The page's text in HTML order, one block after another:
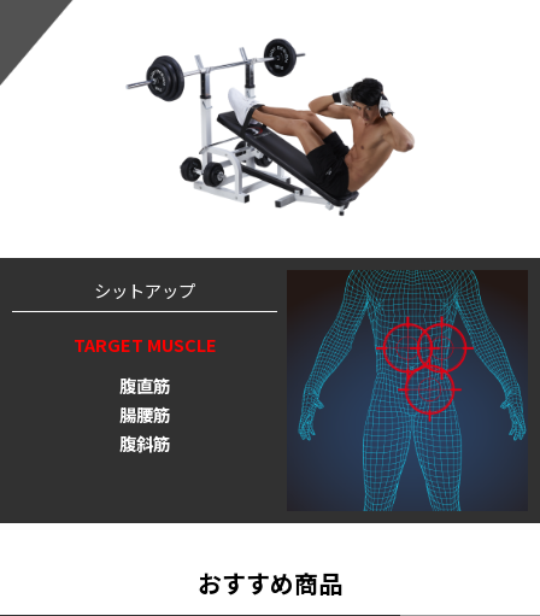
シットアップ
TARGET MUSCLE
腹直筋
腸腰筋
腹斜筋
おすすめ商品